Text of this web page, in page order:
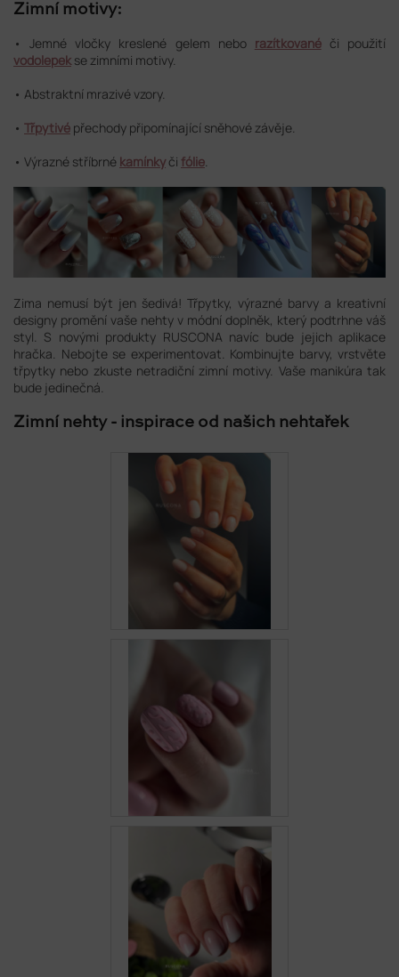
Zimní motivy:
• Jemné vločky kreslené gelem nebo razítkovanéči použití
vodolepekse zimními motivy.
• Abstraktní mrazivé vzory.
• Třpytivé přechody připomínající sněhové závěje.
• Výrazné stříbrné kamínkyči fólie.
Zima nemusí být jen šedivá! Třpytky, výrazné barvy a kreativní
designy promění vaše nehty v módní doplněk, který podtrhne váš
styl. S novými produkty RUSCONA navíc bude jejich aplikace
hračka. Nebojte se experimentovat. Kombinujte barvy, vrstvěte
třpytky nebo zkuste netradiční zimní motivy. Vaše manikúra tak
bude jedinečná.
Zimní nehty - inspirace od našich nehtařek